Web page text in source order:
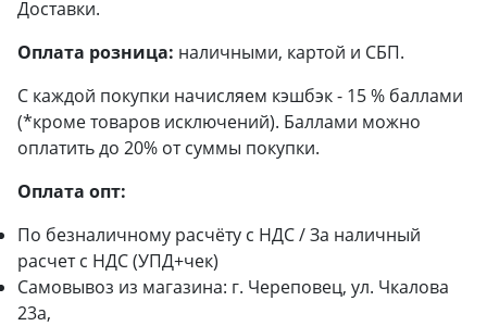
Доставки.
Оплата розница: наличными, картой и СБП.
С каждой покупки начисляем кэшбэк - 15 % баллами
(*кроме товаров исключений). Баллами можно
оплатить до 20% от суммы покупки.
Оплата опт:
По безналичному расчёту с НДС / За наличный
расчет с НДС (УПД+чек)
Самовывоз из магазина: г. Череповец, ул. Чкалова
23а,